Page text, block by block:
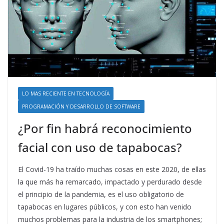
LO MAS RECIENTE EN TECNOLOGÍA
PROGRAMACIÓN Y DESARROLLO DE SOFTWARE
¿Por fin habrá reconocimiento
facial con uso de tapabocas?
El Covid-19 ha traído muchas cosas en este 2020, de ellas
la que más ha remarcado, impactado y perdurado desde
el principio de la pandemia, es el uso obligatorio de
tapabocas en lugares públicos, y con esto han venido
muchos problemas para la industria de los smartphones;